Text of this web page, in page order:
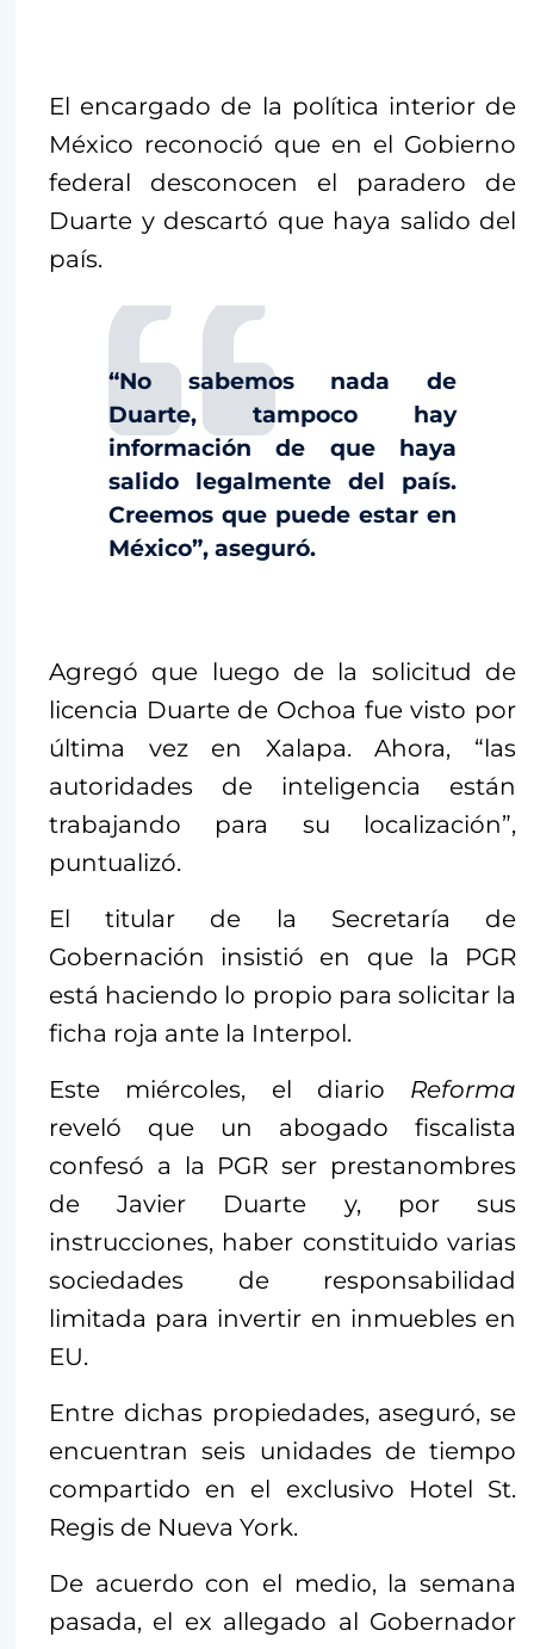
El encargado de la política interior de
México reconoció que en el Gobierno
federal desconocen el paradero de
Duarte y descartó que haya salido del
país.
“No sabemos nada de
Duarte, tampoco hay
información de que haya
salido legalmente del país.
Creemos que puede estar en
México”, aseguró.
Agregó que luego de la solicitud de
licencia Duarte de Ochoa fue visto por
última vez en Xalapa. Ahora, “las
autoridades de inteligencia están
trabajando para su localización”,
puntualizó.
El titular de la Secretaría de
Gobernación insistió en que la PGR
está haciendo lo propio para solicitar la
ficha roja ante la Interpol.
Este miércoles, el diario Reforma
reveló que un abogado fiscalista
confesó a la PGR ser prestanombres
de Javier Duarte y, por sus
instrucciones, haber constituido varias
sociedades de responsabilidad
limitada para invertir en inmuebles en
EU.
Entre dichas propiedades, aseguró, se
encuentran seis unidades de tiempo
compartido en el exclusivo Hotel St.
Regis de Nueva York.
De acuerdo con el medio, la semana
pasada, el ex allegado al Gobernador